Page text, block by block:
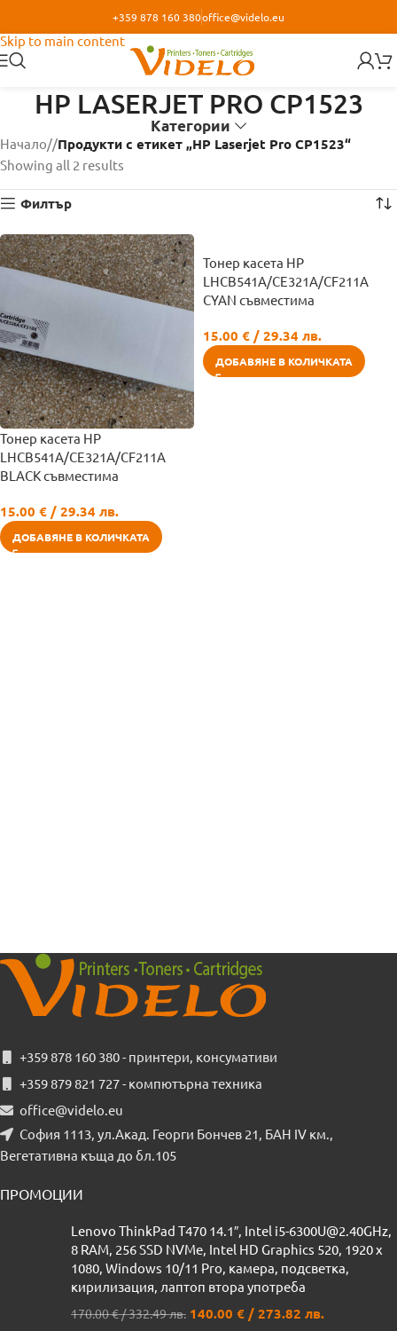
Skip to main content
+359 878 160 380office@videlo.eu
HP LASERJET PRO CP1523
Категории
Начало/ Продукти с етикет „HP Laserjet Pro CP1523“
Showing all 2 results
Филтър
Тонер касета HP
LHCB541A/CE321A/CF211A
BLACK съвместима
15.00 € / 29.34 лв.
ДОБАВЯНЕ В КОЛИЧКАТА
Тонер касета HP
LHCB541A/CE321A/CF211A
CYAN съвместима
15.00 € / 29.34 лв.
ДОБАВЯНЕ В КОЛИЧКАТА
+359 878 160 380 - принтери, консумативи
+359 879 821 727 - компютърна техника
office@videlo.eu
София 1113, ул.Акад. Георги Бончев 21, БАН IV км.,
Вегетативна къща до бл.105
ПРОМОЦИИ
Lenovo ThinkPad T470 14.1″, Intel i5-6300U@2.40GHz,
8 RAM, 256 SSD NVMe, Intel HD Graphics 520, 1920 x
1080, Windows 10/11 Pro, камера, подсветка,
кирилизация, лаптоп втора употреба
170.00€/ 332.49 лв. 140.00 € / 273.82 лв.